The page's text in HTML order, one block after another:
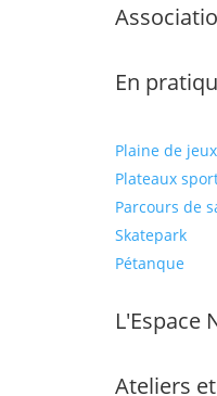
En
Plaine de jeux
Plateaux
Parcours de
Skatepark
Pétanque
L'Espace
Ateliers